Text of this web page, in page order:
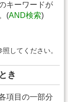
キーワードが
(AND検索)
照してください。
き
項目の一部分